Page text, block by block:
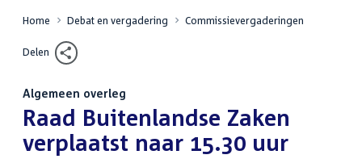
Home Debat en vergadering Commissievergaderingen
Delen
Algemeen overleg
:Raad Buitenlandse Zaken
verplaatst naar 15.30 uur